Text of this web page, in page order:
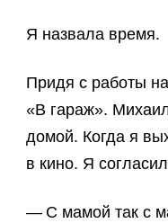
Я назвала время.
Придя с работы на
«В гараж».
домой. Когда я
в кино. Я
— С мамой так с